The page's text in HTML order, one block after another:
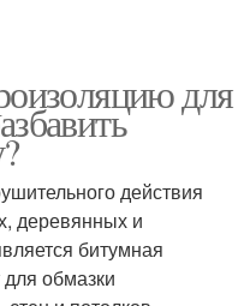
для
действия
деревянных и
битумная
обмазки